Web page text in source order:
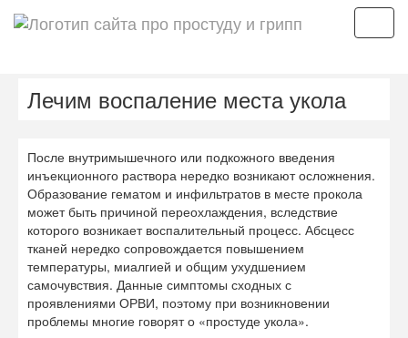
Лечим воспаление места укола
После внутримышечного или подкожного введения
инъекционного раствора нередко возникают осложнения.
Образование гематом и инфильтратов в месте прокола
может быть причиной переохлаждения, вследствие
которого возникает воспалительный процесс. Абсцесс
тканей нередко сопровождается повышением
температуры, миалгией и общим ухудшением
самочувствия. Данные симптомы сходных с
проявлениями ОРВИ, поэтому при возникновении
проблемы многие говорят о «простуде укола».